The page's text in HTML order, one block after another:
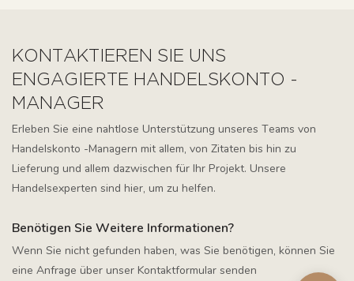
KONTAKTIEREN SIE UNS
ENGAGIERTE HANDELSKONTO -
MANAGER
Erleben Sie eine nahtlose Unterstützung unseres Teams von
Handelskonto -Managern mit allem, von Zitaten bis hin zu
Lieferung und allem dazwischen für Ihr Projekt. Unsere
Handelsexperten sind hier, um zu helfen.
Benötigen Sie Weitere Informationen?
Wenn Sie nicht gefunden haben, was Sie benötigen, können Sie
eine Anfrage über unser Kontaktformular senden